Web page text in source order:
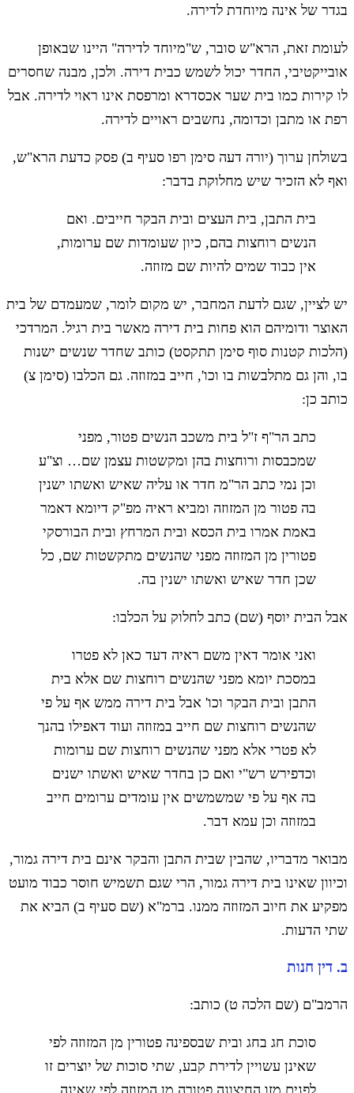
בגדר של אינה מיוחדת לדירה.
לעומת זאת, הרא"ש סובר, ש"מיוחד לדירה" היינו שבאופן
אובייקטיבי, החדר יכול לשמש כבית דירה. ולכן, מבנה שחסרים
לו קירות כמו בית שער אכסדרא ומרפסת אינו ראוי לדירה. אבל
רפת או מתבן וכדומה, נחשבים ראויים לדירה.
בשולחן ערוך (יורה דעה סימן רפו סעיף ב) פסק כדעת הרא"ש,
ואף לא הזכיר שיש מחלוקת בדבר:
בית התבן, בית העצים ובית הבקר חייבים. ואם
הנשים רוחצות בהם, כיון שעומדות שם ערומות,
אין כבוד שמים להיות שם מזוזה.
יש לציין, שגם לדעת המחבר, יש מקום לומר, שמעמדם של בית
האוצר ודומיהם הוא פחות בית דירה מאשר בית רגיל. המרדכי
(הלכות קטנות סוף סימן תתקסט) כותב שחדר שנשים ישנות
בו, והן גם מתלבשות בו וכו', חייב במזוזה. גם הכלבו (סימן צ)
כותב כן:
כתב הר"ף ז"ל בית משכב הנשים פטור, מפני
שמכבסות ורוחצות בהן ומקשטות עצמן שם… וצ"ע
וכן נמי כתב הר"מ חדר או עליה שאיש ואשתו ישנין
בה פטור מן המזוזה ומביא ראיה מפ"ק דיומא דאמר
באמת אמרו בית הכסא ובית המרחץ ובית הבורסקי
פטורין מן המזוזה מפני שהנשים מתקשטות שם, כל
שכן חדר שאיש ואשתו ישנין בה.
אבל הבית יוסף (שם) כתב לחלוק על הכלבו:
ואני אומר דאין משם ראיה דעד כאן לא פטרו
במסכת יומא מפני שהנשים רוחצות שם אלא בית
התבן ובית הבקר וכו' אבל בית דירה ממש אף על פי
שהנשים רוחצות שם חייב במזוזה ועוד דאפילו בהנך
לא פטרי אלא מפני שהנשים רוחצות שם ערומות
וכדפירש רש"י ואם כן בחדר שאיש ואשתו ישנים
בה אף על פי שמשמשים אין עומדים ערומים חייב
במזוזה וכן עמא דבר.
מבואר מדבריו, שהבין שבית התבן והבקר אינם בית דירה גמור,
וכיוון שאינו בית דירה גמור, הרי שגם תשמיש חוסר כבוד מועט
מפקיע את חיוב המזוזה ממנו. ברמ"א (שם סעיף ב) הביא את
שתי הדעות.
ב. דין חנות
הרמב"ם (שם הלכה ט) כותב:
סוכת חג בחג ובית שבספינה פטורין מן המזוזה לפי
שאינן עשויין לדירת קבע, שתי סוכות של יוצרים זו
לפנים מזו החיצונה פטורה מן המזוזה לפי שאינה